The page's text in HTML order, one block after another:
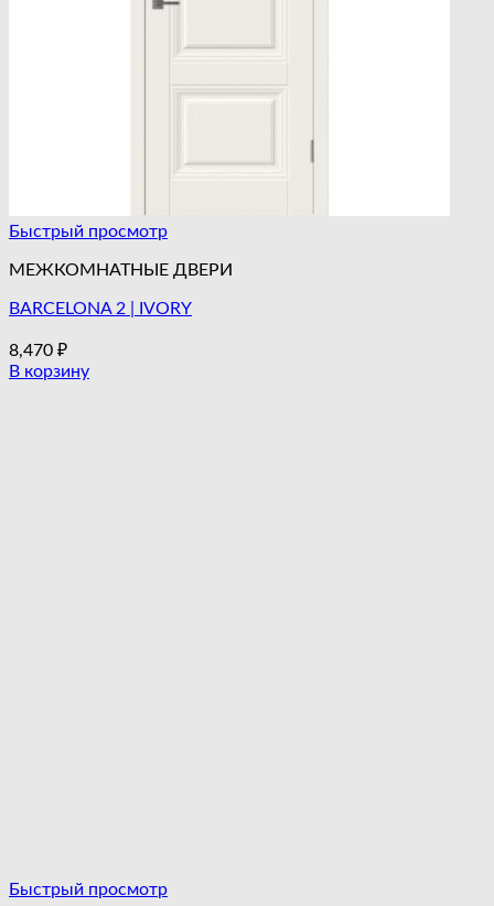
Быстрый просмотр
МЕЖКОМНАТНЫЕ ДВЕРИ
BARCELONA 2 | IVORY
8,470 ₽
В корзину
Быстрый просмотр